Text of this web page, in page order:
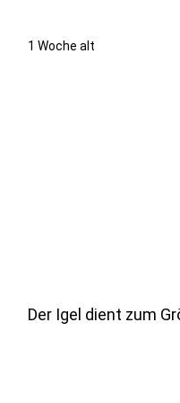
1 Woche alt
Der Igel dient zum